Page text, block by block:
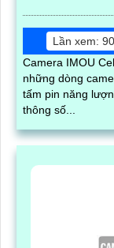
Lần xem:
Camera IMOU
những dòng
tấm pin năng lượng
thông số...